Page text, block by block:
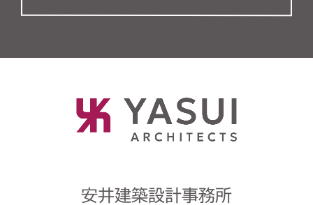
安井建築設計事務所